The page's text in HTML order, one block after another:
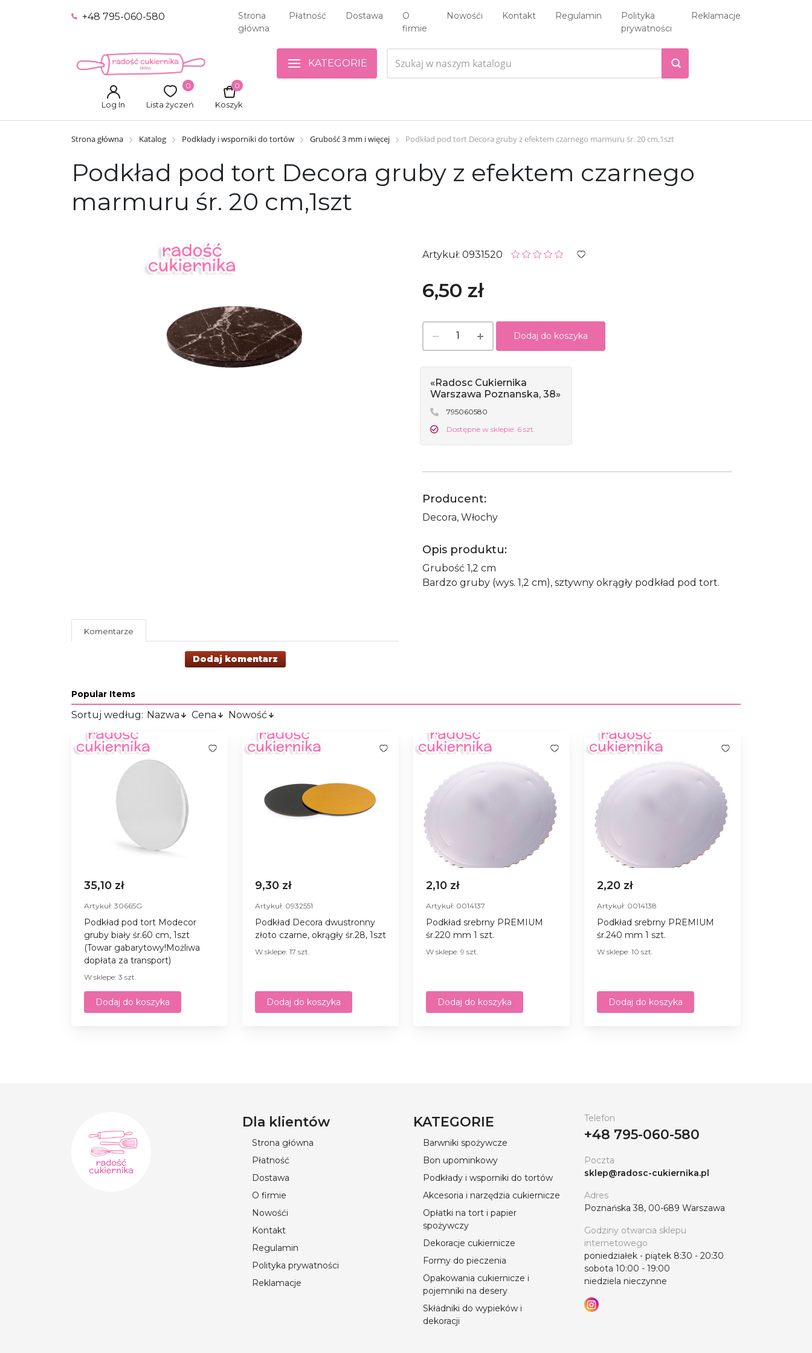
+48 795-060-580
Strona
główna
Płatność Dostawa
O
firmie
Nowośći Kontakt Regulamin
Polityka
prywatności
Reklamacje
Log In Lista życzeń
0
Koszyk
0
KATEGORIE
Strona główna Katalog Podkłady i wsporniki do tortów Grubość 3 mm i więcej Podkład pod tort Decora gruby z efektem czarnego marmuru śr. 20 cm,1szt
Podkład pod tort Decora gruby z efektem czarnego
marmuru śr. 20 cm,1szt
Artykuł: 0931520
6,50 zł
Dodaj do koszyka
«Radosc Cukiernika
Warszawa Poznanska, 38»
795060580
Dostępne w sklepie: 6 szt.
Producent:
Decora, Włochy
Opis produktu:
Grubość 1,2 cm
Bardzo gruby (wys. 1,2 cm), sztywny okrągły podkład pod tort.
Komentarze
Dodaj komentarz
Popular Items
Sortuj według: Nazwa Cena Nowość
35,10 zł
Artykuł: 30665G
Podkład pod tort Modecor
gruby biały śr.60 cm, 1szt
(Towar gabarytowy!Możliwa
dopłata za transport)
W sklepe: 3 szt.
Dodaj do koszyka
9,30 zł
Artykuł: 0932551
Podkład Decora dwustronny
złoto czarne, okrągły śr.28, 1szt
W sklepe: 17 szt.
Dodaj do koszyka
2,10 zł
Artykuł: 0014137
Podkład srebrny PREMIUM
śr.220 mm 1 szt.
W sklepe: 9 szt.
Dodaj do koszyka
2,20 zł
Artykuł: 0014138
Podkład srebrny PREMIUM
śr.240 mm 1 szt.
W sklepe: 10 szt.
Dodaj do koszyka
Dla klientów
Strona główna
Płatność
Dostawa
O firmie
Nowośći
Kontakt
Regulamin
Polityka prywatności
Reklamacje
KATEGORIE
Barwniki spożywcze
Bon upominkowy
Podkłady i wsporniki do tortów
Akcesoria i narzędzia cukiernicze
Opłatki na tort i papier
spożywczy
Dekoracje cukiernicze
Formy do pieczenia
Opakowania cukiernicze i
pojemniki na desery
Składniki do wypieków i
dekoracji
Telefon
+48 795-060-580
Poczta
sklep@radosc-cukiernika.pl
Adres
Poznańska 38, 00-689 Warszawa
Godziny otwarcia sklepu
internetowego
poniedziałek - piątek 8:30 - 20:30
sobota 10:00 - 19:00
niedziela nieczynne